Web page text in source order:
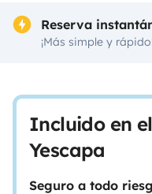
Reserva
¡Más simple y
Incluido en
Yescapa
Seguro a todo